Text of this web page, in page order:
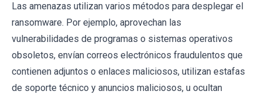
Las amenazas utilizan varios métodos para desplegar el
ransomware. Por ejemplo, aprovechan las
vulnerabilidades de programas o sistemas operativos
obsoletos, envían correos electrónicos fraudulentos que
contienen adjuntos o enlaces maliciosos, utilizan estafas
de soporte técnico y anuncios maliciosos, u ocultan